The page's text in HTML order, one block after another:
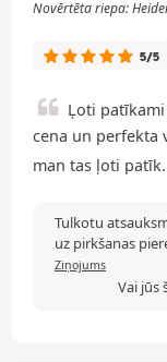
Novērtēta riepa:
5/5
Ļoti
cena un perfekta
man tas ļoti
Tulkotu
uz pirkšanas
Ziņojums
Vai jūs